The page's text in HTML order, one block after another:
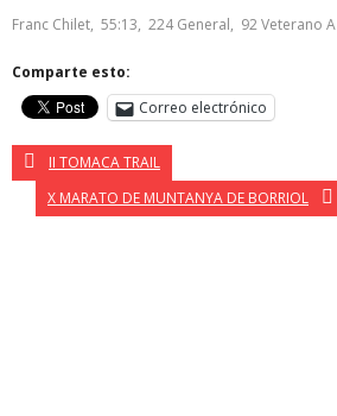
Franc Chilet, 55:13, 224 General, 92 Veterano A
Comparte esto:
Correo electrónico
II TOMACA TRAIL
X MARATO DE MUNTANYA DE BORRIOL